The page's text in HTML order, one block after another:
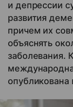
и депрессии
развития
причем их
объяснять
заболевания.
опубликована